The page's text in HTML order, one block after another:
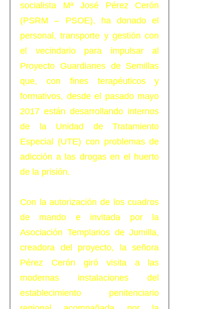
socialista Mª José Pérez Cerón
(PSRM – PSOE), ha donado el
personal, transporte y gestión con
el vecindario para impulsar al
Proyecto Guardianes de Semillas
que, con fines terapéuticos y
formativos, desde el pasado mayo
2017 están desarrollando internos
de la Unidad de Tratamiento
Especial (UTE) con problemas de
adicción a las drogas en el huerto
de la prisión.
Con la autorización de los cuadros
de mando e invitada por la
Asociación Templarios de Jumilla,
creadora del proyecto, la señora
Pérez Cerón giró visita a las
modernas instalaciones del
establecimiento penitenciario